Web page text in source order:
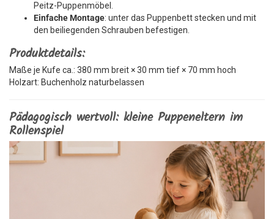
Peitz-Puppenmöbel.
Einfache Montage: unter das Puppenbett stecken und mit
den beiliegenden Schrauben befestigen.
Produktdetails:
Maße je Kufe ca.: 380 mm breit × 30 mm tief × 70 mm hoch
Holzart: Buchenholz naturbelassen
Pädagogisch wertvoll: kleine Puppeneltern im
Rollenspiel